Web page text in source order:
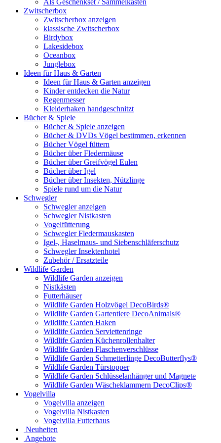
Zwitscherbox
Zwitscherbox anzeigen
klassische Zwitscherbox
Birdybox
Lakesidebox
Oceanbox
Junglebox
Ideen für Haus & Garten
Ideen für Haus & Garten anzeigen
Kinder entdecken die Natur
Regenmesser
Kleiderhaken handgeschnitzt
Bücher & Spiele
Bücher & Spiele anzeigen
Bücher & DVDs Vögel bestimmen, erkennen
Bücher Vögel füttern
Bücher über Fledermäuse
Bücher über Greifvögel Eulen
Bücher über Igel
Bücher über Insekten, Nützlinge
Spiele rund um die Natur
Schwegler
Schwegler anzeigen
Schwegler Nistkasten
Vogelfütterung
Schwegler Fledermauskasten
Igel-, Haselmaus- und Siebenschläferschutz
Schwegler Insektenhotel
Zubehör / Ersatzteile
Wildlife Garden
Wildlife Garden anzeigen
Nistkästen
Futterhäuser
Wildlife Garden Holzvögel DecoBirds®
Wildlife Garden Gartentiere DecoAnimals®
Wildlife Garden Haken
Wildlife Garden Serviettenringe
Wildlife Garden Küchenrollenhalter
Wildlife Garden Flaschenverschlüsse
Wildlife Garden Schmetterlinge DecoButterflys®
Wildlife Garden Türstopper
Wildlife Garden Schlüsselanhänger und Magnete
Wildlife Garden Wäscheklammern DecoClips®
Vogelvilla
Vogelvilla anzeigen
Vogelvilla Nistkasten
Vogelvilla Futterhaus
Neuheiten
Angebote